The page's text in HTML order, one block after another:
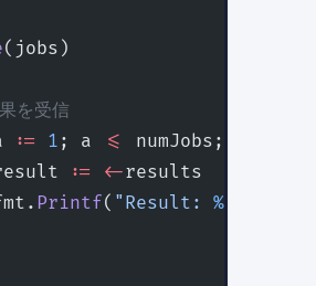
(jobs)
を受信
:= 1 ; a <= numJobs; a
:= <-results
Printf( "Result: %d\n